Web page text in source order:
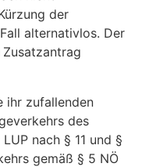
der
alternativlos. Der
ihr zufallenden
des
nach § 11 und §
gemäß § 5 NÖ